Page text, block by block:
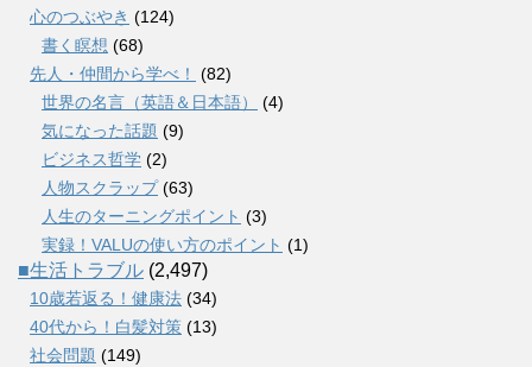
心のつぶやき (124)
書く瞑想 (68)
先人・仲間から学べ！
(82)
世界の名言（英語＆日本語）
(4)
気になった話題 (9)
ビジネス哲学 (2)
人物スクラップ(63)
人生のターニングポイント (3)
実録！VALUの使い方のポイント (1)
■生活トラブル (2,497)
10歳若返る！健康法 (34)
40代から！白髪対策 (13)
社会問題 (149)